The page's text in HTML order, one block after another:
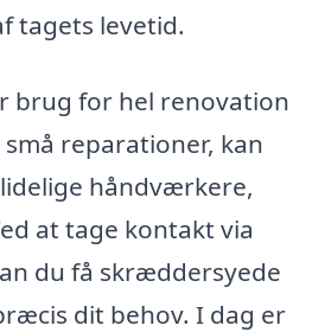
tagets levetid.
brug for hel renovation
reparationer, kan
håndværkere,
at tage kontakt via
du få skræddersyede
dit behov. I dag er